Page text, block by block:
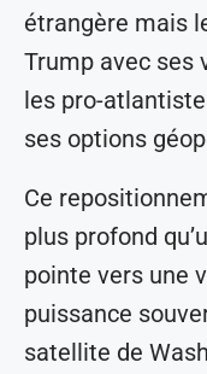
étrangère mais
Trump avec ses
les pro-
ses options
Ce
plus profond
pointe vers une
puissance
satellite de